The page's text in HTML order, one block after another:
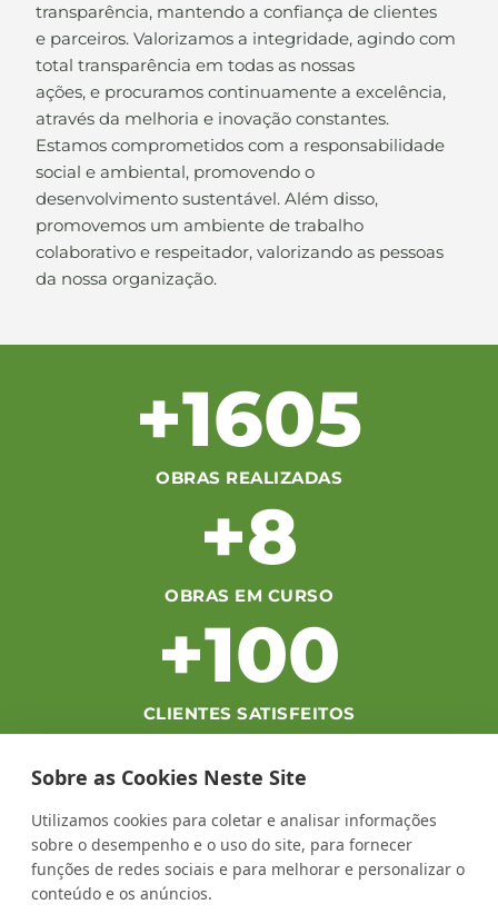
transparência, mantendo a confiança de clientes
e parceiros. Valorizamos a integridade, agindo com
total transparência em todas as nossas
ações, e procuramos continuamente a excelência,
através da melhoria e inovação constantes.
Estamos comprometidos com a responsabilidade
social e ambiental, promovendo o
desenvolvimento sustentável. Além disso,
promovemos um ambiente de trabalho
colaborativo e respeitador, valorizando as pessoas
da nossa organização.
OBRAS REALIZADAS
+1605
OBRAS EM CURSO
+8
CLIENTES SATISFEITOS
+100
COLABORADORES
+100
Sobre as Cookies Neste Site
Utilizamos cookies para coletar e analisar informações
sobre o desempenho e o uso do site, para fornecer
funções de redes sociais e para melhorar e personalizar o
conteúdo e os anúncios.